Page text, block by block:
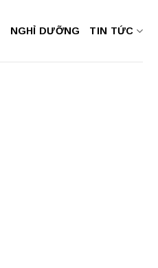
NGHỈ DƯỠNG TIN TỨC